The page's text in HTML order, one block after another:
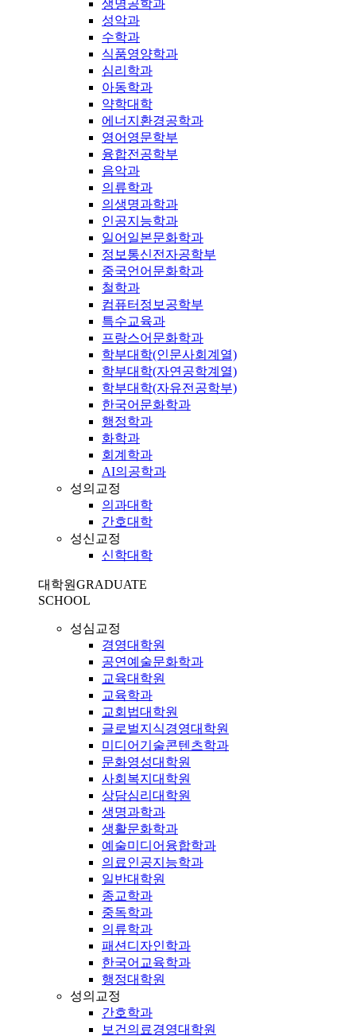
생명공학과
성악과
수학과
식품영양학과
심리학과
아동학과
약학대학
에너지환경공학과
영어영문학부
융합전공학부
음악과
의류학과
의생명과학과
인공지능학과
일어일본문화학과
정보통신전자공학부
중국언어문화학과
철학과
컴퓨터정보공학부
특수교육과
프랑스어문화학과
학부대학(인문사회계열)
학부대학(자연공학계열)
학부대학(자유전공학부)
한국어문화학과
행정학과
화학과
회계학과
AI의공학과
성의교정
의과대학
간호대학
성신교정
신학대학
대학원GRADUATE
SCHOOL
성심교정
경영대학원
공연예술문화학과
교육대학원
교육학과
교회법대학원
글로벌지식경영대학원
미디어기술콘텐츠학과
문화영성대학원
사회복지대학원
상담심리대학원
생명과학과
생활문화학과
예술미디어융합학과
의료인공지능학과
일반대학원
종교학과
중독학과
의류학과
패션디자인학과
한국어교육학과
행정대학원
성의교정
간호학과
보건의료경영대학원